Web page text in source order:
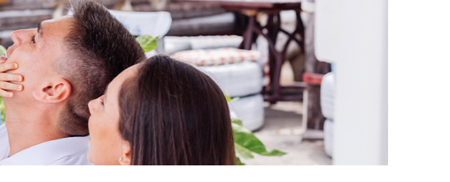
Vorteile Stillen
Weihnachtsgeschenke
Winterbaby
Wochenbett
Wunde Brustwarzen